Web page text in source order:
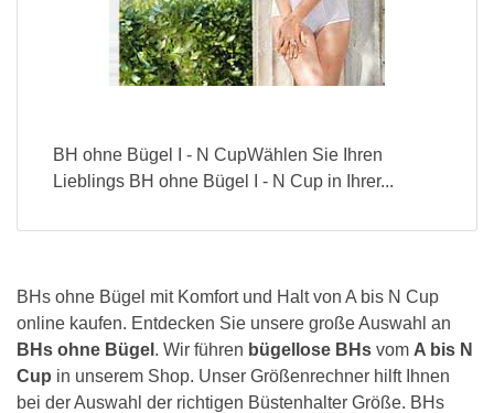
BH ohne Bügel I - N CupWählen Sie Ihren
Lieblings BH ohne Bügel I - N Cup in Ihrer...
BHs ohne Bügel mit Komfort und Halt von A bis N Cup
online kaufen. Entdecken Sie unsere große Auswahl an
BHs ohne Bügel . Wir führen bügellose BHs vom A bis N
Cup in unserem Shop. Unser Größenrechner hilft Ihnen
bei der Auswahl der richtigen Büstenhalter Größe. BHs